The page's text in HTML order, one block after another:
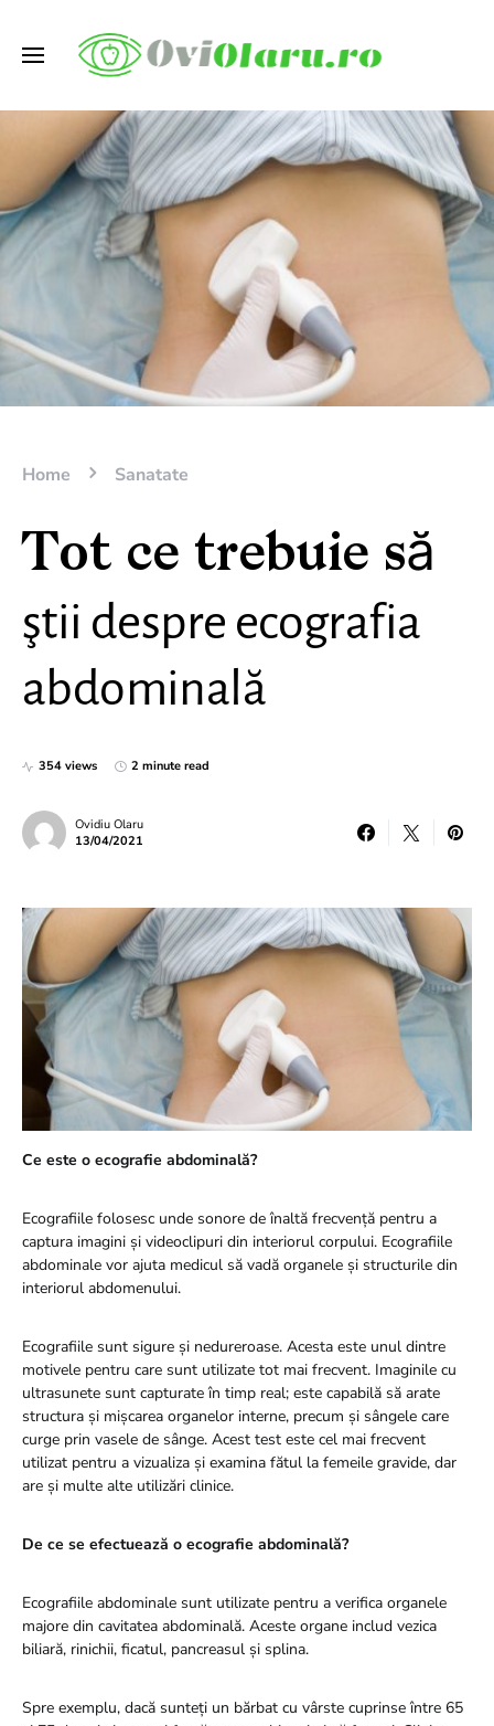
Home Sanatate
Tot ce trebuie să
ştii despre ecografia
abdominală
354 views 2 minute read
Ovidiu Olaru
13/04/2021
Ce este o ecografie abdominală?
Ecografiile folosesc unde sonore de înaltă frecvență pentru a
captura imagini și videoclipuri din interiorul corpului. Ecografiile
abdominale vor ajuta medicul să vadă organele și structurile din
interiorul abdomenului.
Ecografiile sunt sigure și nedureroase. Acesta este unul dintre
motivele pentru care sunt utilizate tot mai frecvent. Imaginile cu
ultrasunete sunt capturate în timp real; este capabilă să arate
structura și mișcarea organelor interne, precum și sângele care
curge prin vasele de sânge. Acest test este cel mai frecvent
utilizat pentru a vizualiza și examina fătul la femeile gravide, dar
are și multe alte utilizări clinice.
De ce se efectuează o ecografie abdominală?
Ecografiile abdominale sunt utilizate pentru a verifica organele
majore din cavitatea abdominală. Aceste organe includ vezica
biliară, rinichii, ficatul, pancreasul și splina.
Spre exemplu, dacă sunteți un bărbat cu vârste cuprinse între 65